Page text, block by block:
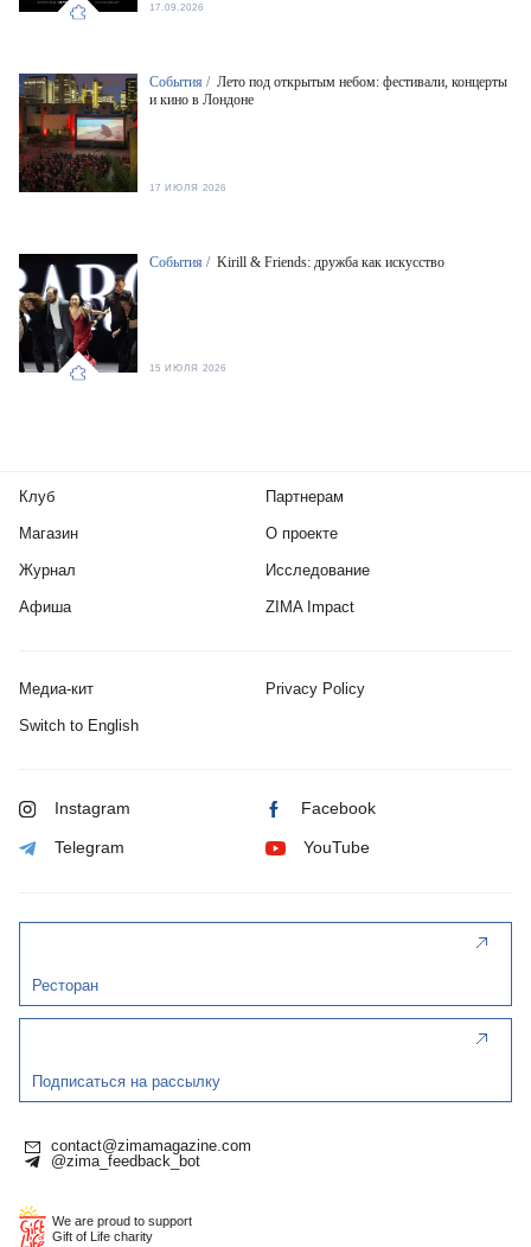
17.09.2026
События / Лето под открытым небом: фестивали, концерты
и кино в Лондоне
17 ИЮЛЯ 2026
События / Kirill & Friends: дружба как искусство
15 ИЮЛЯ 2026
Клуб
Магазин
Журнал
Афиша
Партнерам
О проекте
Исследование
ZIMA Impact
Медиа-кит Privacy Policy
Switch to English
Instagram Facebook
Telegram YouTube
Ресторан
Подписаться на рассылку
contact@zimamagazine.com
@zima_feedback_bot
We are proud to support
Gift of Life charity